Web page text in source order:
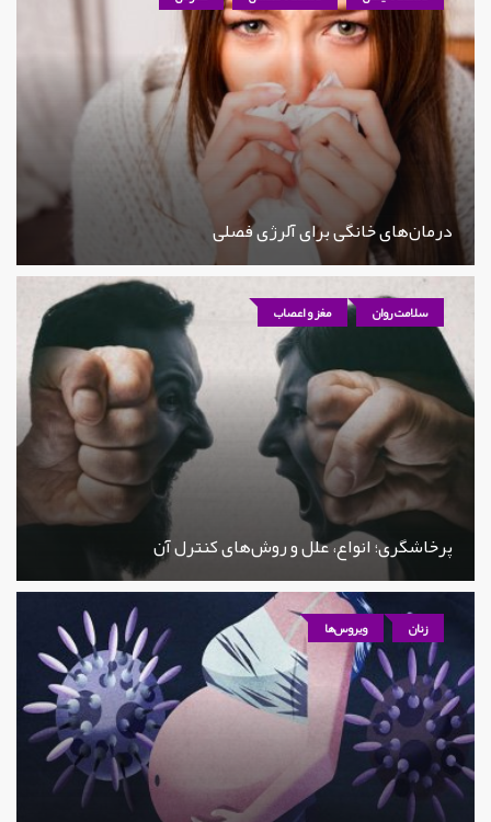
درمان‌های خانگی برای آلرژی فصلی
سلامت روان مغز و اعصاب
پرخاشگری؛ انواع، علل و روش‌های کنترل آن
زنان ویروس‌ها